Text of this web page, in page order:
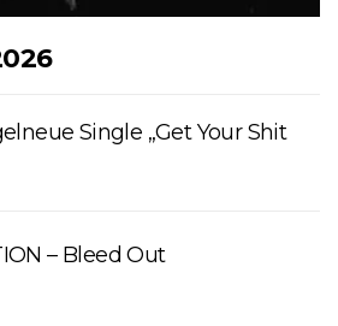
Single „Get Your Shit
– Bleed Out